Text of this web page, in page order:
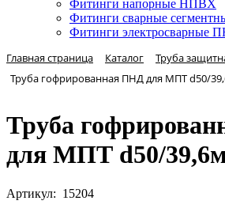
Фитинги напорные НПВХ
Фитинги сварные
Фитинги электросварные
Главная страница Каталог
Труба
Труба гофрированная ПНД для МПТ d50/
Труба
для МПТ d50/
Артикул: 15204